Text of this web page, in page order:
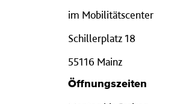
im Mobilitätscenter
Schillerplatz 18
55116 Mainz
Öffnungszeiten